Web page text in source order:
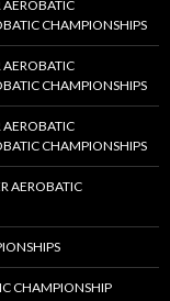
CHAMPIONSHIPS
CHAMPIONSHIPS
CHAMPIONSHIPS
AEROBATIC
CHAMPIONSHIP